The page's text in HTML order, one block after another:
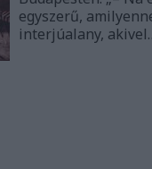
egyszerű,
interjúalany,